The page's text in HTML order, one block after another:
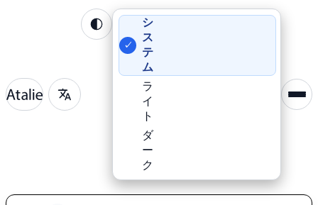
✓
シ
ス
テ
ム
ラ
イ
ト
ダ
ー
ク